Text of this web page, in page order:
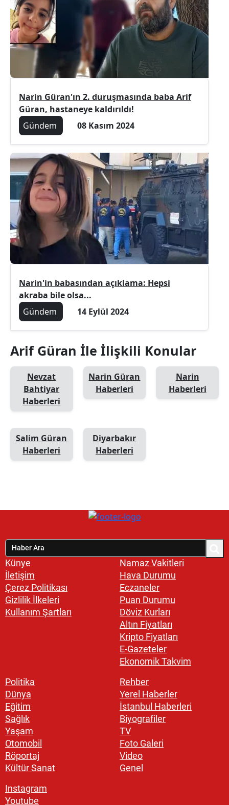
Narin Güran'ın 2. duruşmasında baba Arif
Güran, hastaneye kaldırıldı!
Gündem
08 Kasım 2024
Narin'in babasından açıklama: Hepsi
akraba bile olsa...
Gündem
14 Eylül 2024
Arif Güran İle İlişkili Konular
Nevzat
Bahtiyar
Haberleri
Narin Güran
Haberleri
Narin
Haberleri
Salim Güran
Haberleri
Diyarbakır
Haberleri
Künye
İletişim
Çerez Politikası
Gizlilik İlkeleri
Kullanım Şartları
Namaz Vakitleri
Hava Durumu
Eczaneler
Puan Durumu
Döviz Kurları
Altın Fiyatları
Kripto Fiyatları
E-Gazeteler
Ekonomik Takvim
Politika
Dünya
Eğitim
Sağlık
Yaşam
Otomobil
Röportaj
Kültür Sanat
Rehber
Yerel Haberler
İstanbul Haberleri
Biyografiler
TV
Foto Galeri
Video
Genel
Instagram
Youtube